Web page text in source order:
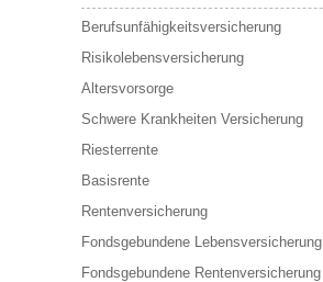
Berufs­unfähigkeitsversicherung
Risikolebensversicherung
Altersvorsorge
Schwere Krankheiten Versicherung
Riesterrente
Basisrente
Rentenversicherung
Fondsgebundene Lebensversicherung
Fondsgebundene Rentenversicherung